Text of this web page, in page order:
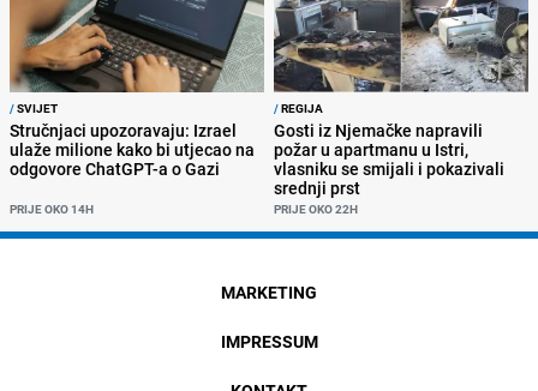
/SVIJET
Stručnjaci upozoravaju: Izrael
ulaže milione kako bi utjecao na
odgovore ChatGPT-a o Gazi
PRIJE OKO 14H
/REGIJA
Gosti iz Njemačke napravili
požar u apartmanu u Istri,
vlasniku se smijali i pokazivali
srednji prst
PRIJE OKO 22H
MARKETING
IMPRESSUM